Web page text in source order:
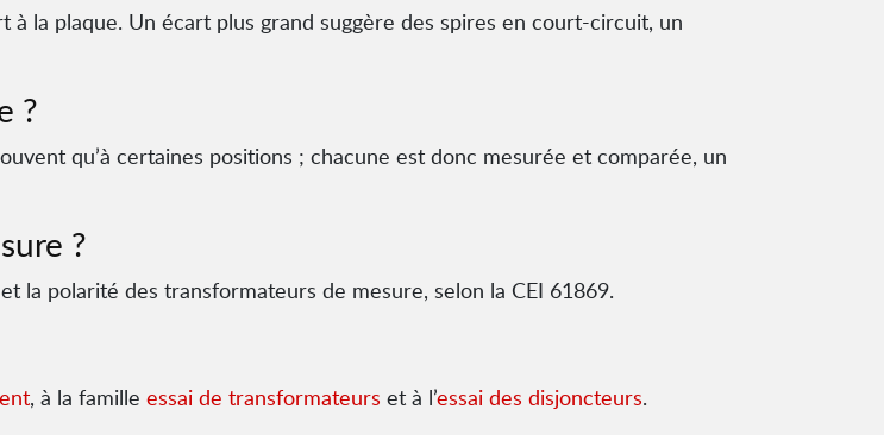
la plaque. Un écart plus grand suggère des spires en court-circuit, un
?
qu’à certaines positions ; chacune est donc mesurée et comparée, un
?
la polarité des transformateurs de mesure, selon la CEI 61869.
, à la famille essai de transformateurs et à l’essai des disjoncteurs.